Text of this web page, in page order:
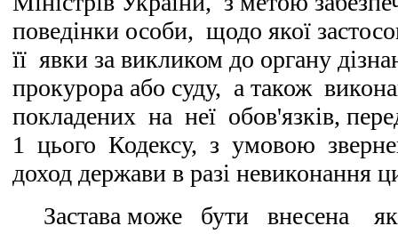
поведінки особи, щодо якої
її явки за викликом до органу
прокурора або суду, а також
покладених на неї обов'язків,
1 цього Кодексу, з умовою
доход держави в разі невиконання
Застава може бути внесена